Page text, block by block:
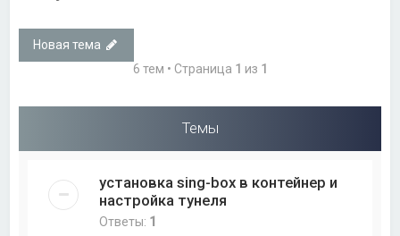
Новая тема
6 тем • Страница 1 из 1
Темы
установка sing-box в контейнер и
настройка тунеля
Ответы: 1